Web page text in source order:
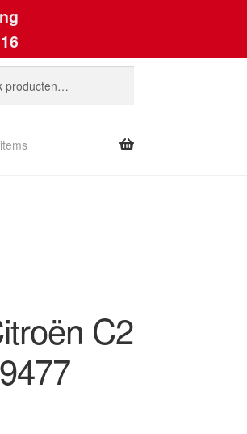
C2